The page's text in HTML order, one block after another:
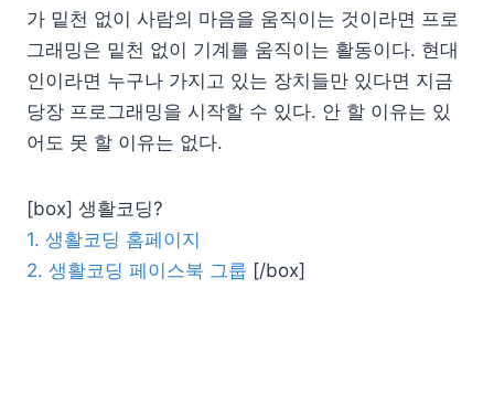
가 밑천 없이 사람의 마음을 움직이는 것이라면 프로
그래밍은 밑천 없이 기계를 움직이는 활동이다. 현대
인이라면 누구나 가지고 있는 장치들만 있다면 지금
당장 프로그래밍을 시작할 수 있다. 안 할 이유는 있
어도 못 할 이유는 없다.
[box] 생활코딩?
1. 생활코딩 홈페이지
2. 생활코딩 페이스북 그룹 [/box]